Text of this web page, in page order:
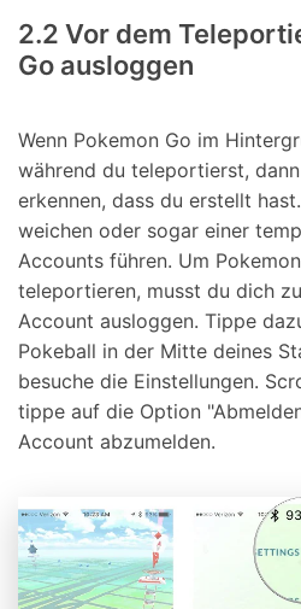
2.2 Vor dem
Go ausloggen
Wenn Pokemon Go im
während du teleportierst,
erkennen, dass du erstellt
weichen oder sogar einer
Accounts führen. Um
teleportieren, musst du dich
Account ausloggen. Tippe
Pokeball in der Mitte deines
besuche die Einstellungen.
tippe auf die Option
Account abzumelden.